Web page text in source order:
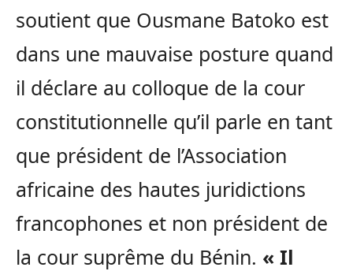
soutient que Ousmane Batoko est
dans une mauvaise posture quand
il déclare au colloque de la cour
constitutionnelle qu’il parle en tant
que président de l’Association
africaine des hautes juridictions
francophones et non président de
la cour suprême du Bénin. « Il